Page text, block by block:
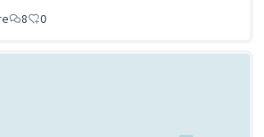
8 0